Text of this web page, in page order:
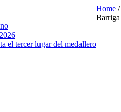
el tercer lugar del medallero
Home /
Barriga